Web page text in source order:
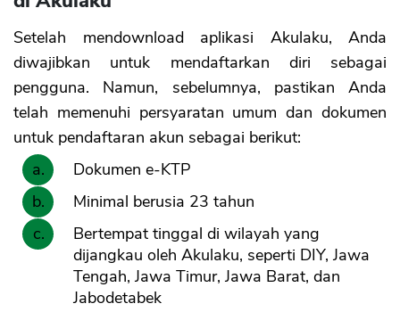
Setelah mendownload aplikasi Akulaku, Anda
diwajibkan untuk mendaftarkan diri sebagai
pengguna. Namun, sebelumnya, pastikan Anda
telah memenuhi persyaratan umum dan dokumen
untuk pendaftaran akun sebagai berikut:
Dokumen e-KTP
Minimal berusia 23 tahun
Bertempat tinggal di wilayah yang
dijangkau oleh Akulaku, seperti DIY, Jawa
Tengah, Jawa Timur, Jawa Barat, dan
Jabodetabek